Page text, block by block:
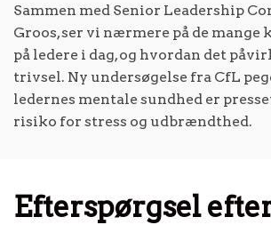
Sammen med Senior Leadership
Groos, ser vi nærmere på de mange
på ledere i dag, og hvordan det
trivsel. Ny undersøgelse fra CfL
ledernes mentale sundhed er
risiko for stress og udbrændthed.
Efterspørgsel